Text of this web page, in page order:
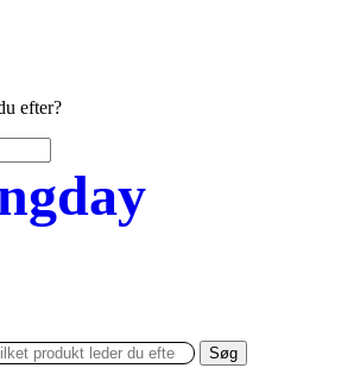
efter?
Søg